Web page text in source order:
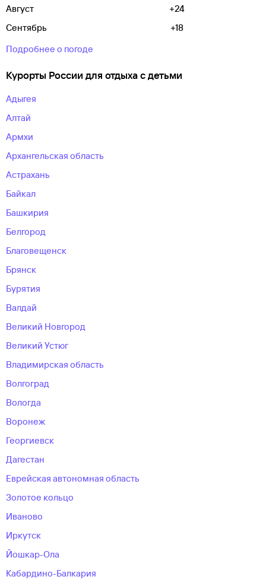
Август
+24
Сентябрь
+18
Подробнее о погоде
Курорты России для отдыха с детьми
Адыгея
Алтай
Армхи
Архангельская область
Астрахань
Байкал
Башкирия
Белгород
Благовещенск
Брянск
Бурятия
Валдай
Великий Новгород
Великий Устюг
Владимирская область
Волгоград
Вологда
Воронеж
Георгиевск
Дагестан
Еврейская автономная область
Золотое кольцо
Иваново
Иркутск
Йошкар-Ола
Кабардино-Балкария